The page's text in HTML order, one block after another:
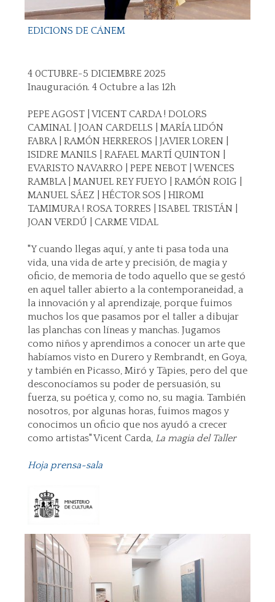
EDICIONS DE CÀNEM
4 0CTUBRE-5 DICIEMBRE 2025
Inauguración. 4 Octubre a las 12h
PEPE AGOST | VICENT CARDA ! DOLORS
CAMINAL | JOAN CARDELLS | MARÍA LIDÓN
FABRA | RAMÓN HERREROS | JAVIER LOREN |
ISIDRE MANILS | RAFAEL MARTÍ QUINTON |
EVARISTO NAVARRO | PEPE NEBOT | WENCES
RAMBLA | MANUEL REY FUEYO | RAMÓN ROIG |
MANUEL SÁEZ | HÉCTOR SOS | HIROMI
TAMIMURA ! ROSA TORRES | ISABEL TRISTÁN |
JOAN VERDÚ | CARME VIDAL
"Y cuando llegas aquí, y ante ti pasa toda una
vida, una vida de arte y precisión, de magia y
oficio, de memoria de todo aquello que se gestó
en aquel taller abierto a la contemporaneidad, a
la innovación y al aprendizaje, porque fuimos
muchos los que pasamos por el taller a dibujar
las planchas con líneas y manchas. Jugamos
como niños y aprendimos a conocer un arte que
habíamos visto en Durero y Rembrandt, en Goya,
y también en Picasso, Miró y Tàpies, pero del que
desconocíamos su poder de persuasión, su
fuerza, su poética y, como no, su magia. También
nosotros, por algunas horas, fuimos magos y
conocimos un oficio que nos ayudó a crecer
como artistas" Vicent Carda, La magia del Taller
Hoja prensa~sala